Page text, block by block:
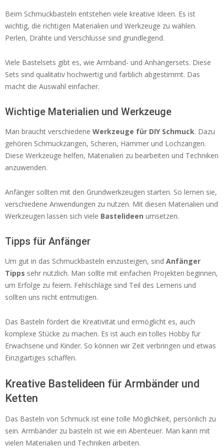
Beim Schmuckbasteln entstehen viele kreative Ideen. Es ist
wichtig, die richtigen Materialien und Werkzeuge zu wählen.
Perlen, Drähte und Verschlüsse sind grundlegend.
Viele Bastelsets gibt es, wie Armband- und Anhängersets. Diese
Sets sind qualitativ hochwertig und farblich abgestimmt. Das
macht die Auswahl einfacher.
Wichtige Materialien und Werkzeuge
Man braucht verschiedene Werkzeuge für DIY Schmuck. Dazu
gehören Schmuckzangen, Scheren, Hämmer und Lochzangen.
Diese Werkzeuge helfen, Materialien zu bearbeiten und Techniken
anzuwenden.
Anfänger sollten mit den Grundwerkzeugen starten. So lernen sie,
verschiedene Anwendungen zu nutzen. Mit diesen Materialien und
Werkzeugen lassen sich viele Bastelideen umsetzen.
Tipps für Anfänger
Um gut in das Schmuckbasteln einzusteigen, sind Anfänger
Tipps sehr nützlich. Man sollte mit einfachen Projekten beginnen,
um Erfolge zu feiern. Fehlschläge sind Teil des Lernens und
sollten uns nicht entmutigen.
Das Basteln fördert die Kreativität und ermöglicht es, auch
komplexe Stücke zu machen. Es ist auch ein tolles Hobby für
Erwachsene und Kinder. So können wir Zeit verbringen und etwas
Einzigartiges schaffen.
Kreative Bastelideen für Armbänder und
Ketten
Das Basteln von Schmuck ist eine tolle Möglichkeit, persönlich zu
sein. Armbänder zu basteln ist wie ein Abenteuer. Man kann mit
vielen Materialien und Techniken arbeiten.